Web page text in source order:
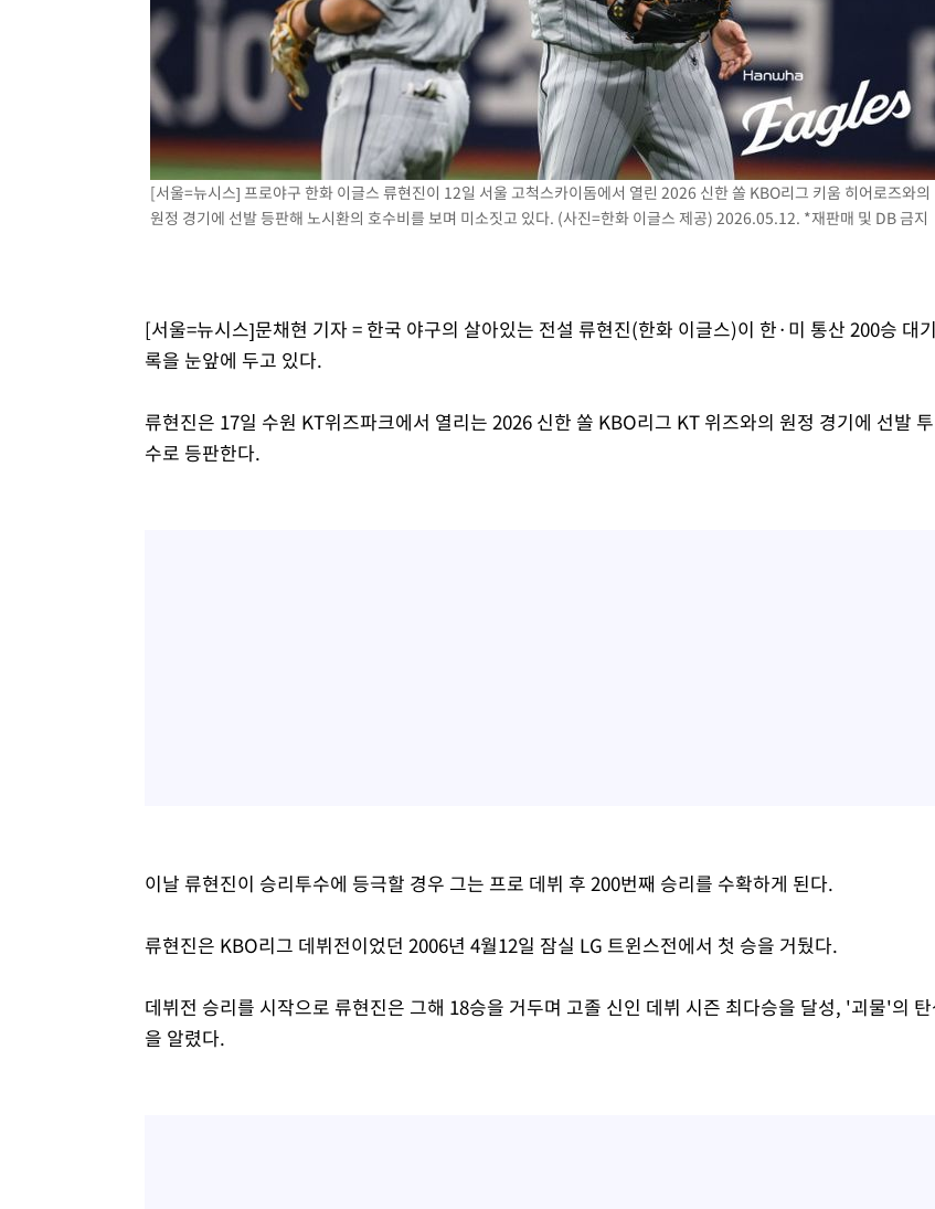
이란, 호르무즈서 "적국 목표물들"과 대치로 남부 케슘섬에서 두차
[속보]美, 폴리실리콘 수입 규제…파생제품 15% 관세, 120일 후 발
[속보]트럼프, 美 원정출산 금지 행정명령 서명
[속보] 뉴욕증시, 일제 하락 마감…나스닥 0.06%↓
[서울=뉴시스] 프로야구 한화 이글스 류현진이 12일 서울 고척스카이돔에서 열린 2026 신한 쏠 KBO리그 키움 히어로즈와의
원정 경기에 선발 등판해 노시환의 호수비를 보며 미소짓고 있다. (사진=한화 이글스 제공) 2026.05.12. *재판매 및 DB 금지
[서울=뉴시스]문채현 기자 = 한국 야구의 살아있는 전설 류현진(한화 이글스)이 한·미 통산 200승 대기
록을 눈앞에 두고 있다.
류현진은 17일 수원 KT위즈파크에서 열리는 2026 신한 쏠 KBO리그 KT 위즈와의 원정 경기에 선발 투
수로 등판한다.
이날 류현진이 승리투수에 등극할 경우 그는 프로 데뷔 후 200번째 승리를 수확하게 된다.
류현진은 KBO리그 데뷔전이었던 2006년 4월12일 잠실 LG 트윈스전에서 첫 승을 거뒀다.
데뷔전 승리를 시작으로 류현진은 그해 18승을 거두며 고졸 신인 데뷔 시즌 최다승을 달성, '괴물'의 탄
을 알렸다.